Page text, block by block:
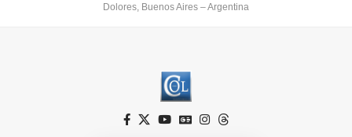
Dolores, Buenos Aires – Argentina